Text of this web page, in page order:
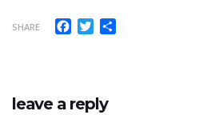
SHARE Facebook
Twitter
leave a reply